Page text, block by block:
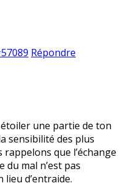
Répondre
une partie de ton
sensibilité des plus
que l’échange
mal n’est pas
d’entraide.